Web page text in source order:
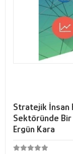
Stratejik İnsan
Sektöründe Bir
Ergün Kara